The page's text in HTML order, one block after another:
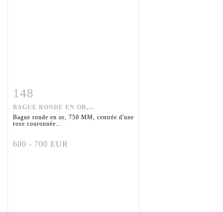
Fiche détaillée
148
BAGUE RONDE EN OR,...
Bague ronde en or, 750 MM, centrée d'une
rose couronnée...
600 - 700 EUR